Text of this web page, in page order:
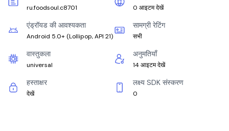
ru.foodsoul.c8701 0 आइटम देखें
एंड्रॉयड की आवश्यकता
Android 5.0+ (Lollipop, API 21)
सामग्री रेटिंग
सभी
वास्तुकला
universal
अनुमतियाँ
14 आइटम देखें
हस्ताक्षर
देखें
लक्ष्य SDK संस्करण
0